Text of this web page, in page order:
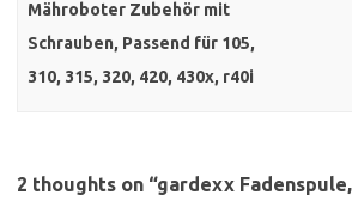
Mähroboter Zubehör mit
Schrauben, Passend für 105,
310, 315, 320, 420, 430x, r40i
2 thoughts on “gardexx